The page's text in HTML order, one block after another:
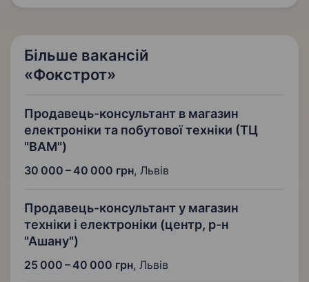
Більше вакансій
«Фокстрот»
Продавець-консультант в магазин
електроніки та побутової техніки (ТЦ
"ВАМ")
30 000 – 40 000 грн, Львів
Продавець-консультант у магазин
техніки і електроніки (центр, р-н
"Ашану")
25 000 – 40 000 грн, Львів